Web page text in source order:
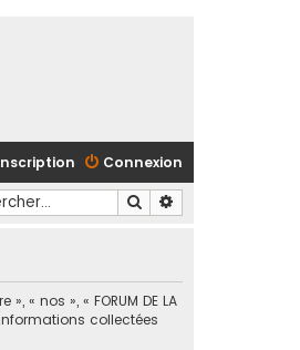
Connexion
Rechercher
« nos », « FORUM DE LA
collectées